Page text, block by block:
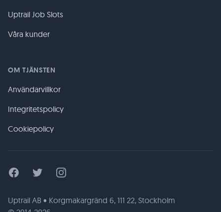
Uptrail Job Slots
Våra kunder
OM TJÄNSTEN
Användarvillkor
Integritetspolicy
Cookiepolicy
FacebookTwitter Instagram
Uptrail AB • Korgmakargränd 6, 111 22, Stockholm